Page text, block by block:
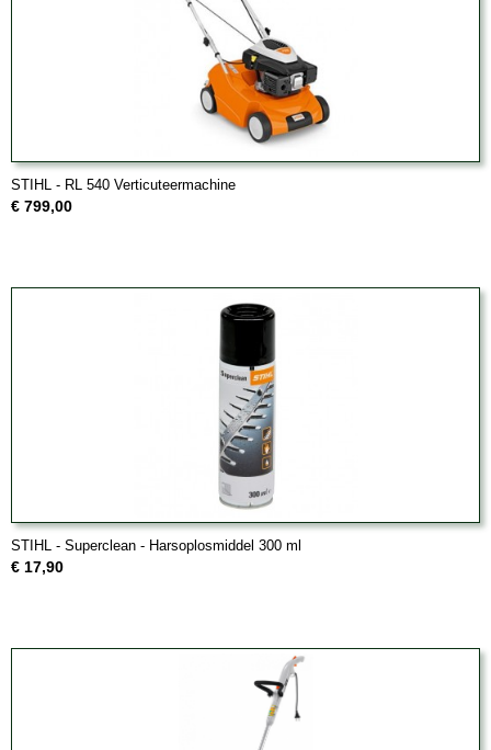
STIHL - RL 540 Verticuteermachine
€ 799,00
STIHL - Superclean - Harsoplosmiddel 300 ml
€ 17,90